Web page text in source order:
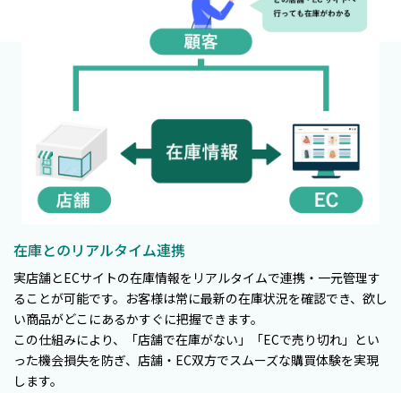
在庫とのリアルタイム連携
実店舗とECサイトの在庫情報をリアルタイムで連携・一元管理す
ることが可能です。お客様は常に最新の在庫状況を確認でき、欲し
い商品がどこにあるかすぐに把握できます。
この仕組みにより、「店舗で在庫がない」「ECで売り切れ」とい
った機会損失を防ぎ、店舗・EC双方でスムーズな購買体験を実現
します。